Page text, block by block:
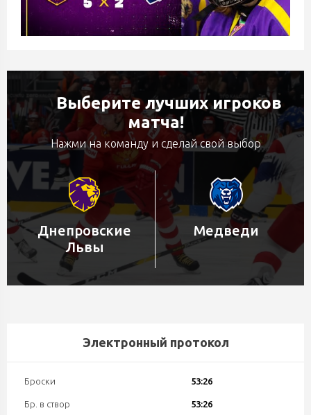
Выберите лучших игроков
матча!
Нажми на команду и сделай свой выбор
Днепровские
Львы
Медведи
Электронный протокол
Броски 53:26
Бр. в створ 53:26